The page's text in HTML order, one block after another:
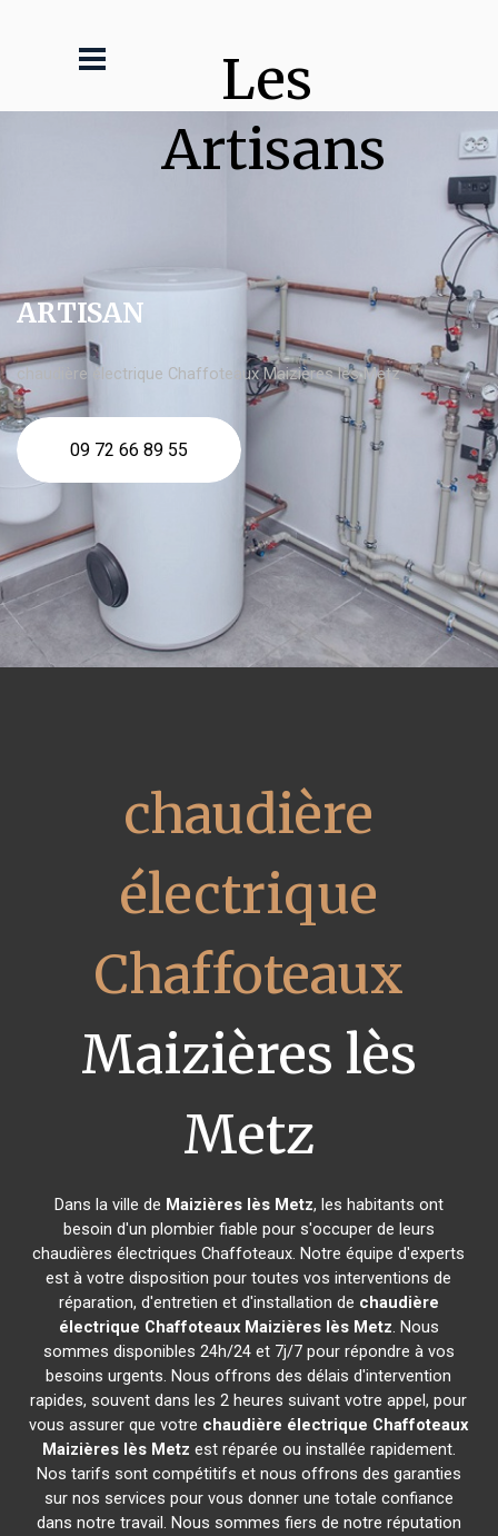
Les
Artisans
ARTISAN
chaudière électrique Chaffoteaux Maizières lès Metz
09 72 66 89 55
chaudière
électrique
Chaffoteaux
Maizières lès
Metz
Dans la ville de Maizières lès Metz, les habitants ont
besoin d'un plombier fiable pour s'occuper de leurs
chaudières électriques Chaffoteaux. Notre équipe d'experts
est à votre disposition pour toutes vos interventions de
réparation, d'entretien et d'installation de chaudière
électrique Chaffoteaux Maizières lès Metz. Nous
sommes disponibles 24h/24 et 7j/7 pour répondre à vos
besoins urgents. Nous offrons des délais d'intervention
rapides, souvent dans les 2 heures suivant votre appel, pour
vous assurer que votre chaudière électrique Chaffoteaux
Maizières lès Metz est réparée ou installée rapidement.
Nos tarifs sont compétitifs et nous offrons des garanties
sur nos services pour vous donner une totale confiance
dans notre travail. Nous sommes fiers de notre réputation